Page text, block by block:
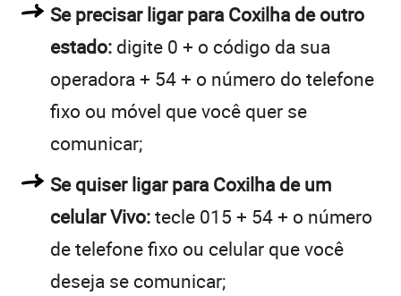
Se precisar ligar para Coxilha de outro
estado: digite 0 + o código da sua
operadora + 54 + o número do telefone
fixo ou móvel que você quer se
comunicar;
Se quiser ligar para Coxilha de um
celular Vivo:tecle 015 + 54 + o número
de telefone fixo ou celular que você
deseja se comunicar;